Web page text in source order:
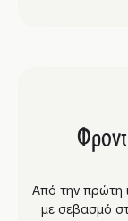
Από την πρώτη
με σεβασμό